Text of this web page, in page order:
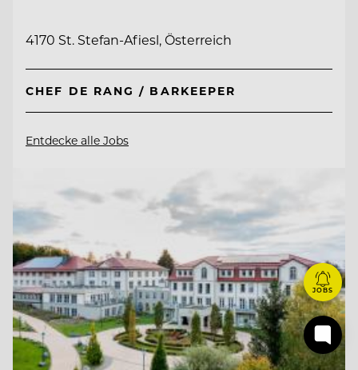
4170 St. Stefan-Afiesl, Österreich
CHEF DE RANG / BARKEEPER
Entdecke alle Jobs
JOBS